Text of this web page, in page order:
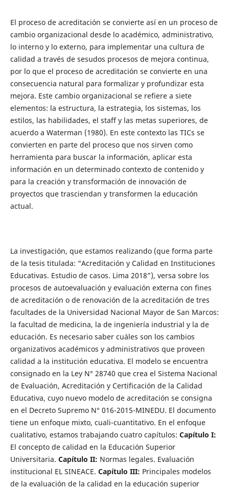
El proceso de acreditación se convierte así en un proceso de
cambio organizacional desde lo académico, administrativo,
lo interno y lo externo, para implementar una cultura de
calidad a través de sesudos procesos de mejora continua,
por lo que el proceso de acreditación se convierte en una
consecuencia natural para formalizar y profundizar esta
mejora. Este cambio organizacional se refiere a siete
elementos: la estructura, la estrategia, los sistemas, los
estilos, las habilidades, el staff y las metas superiores, de
acuerdo a Waterman (1980). En este contexto las TICs se
convierten en parte del proceso que nos sirven como
herramienta para buscar la información, aplicar esta
información en un determinado contexto de contenido y
para la creación y transformación de innovación de
proyectos que trasciendan y transformen la educación
actual.
La investigación, que estamos realizando (que forma parte
de la tesis titulada: “Acreditación y Calidad en Instituciones
Educativas. Estudio de casos. Lima 2018”), versa sobre los
procesos de autoevaluación y evaluación externa con fines
de acreditación o de renovación de la acreditación de tres
facultades de la Universidad Nacional Mayor de San Marcos:
la facultad de medicina, la de ingeniería industrial y la de
educación. Es necesario saber cuáles son los cambios
organizativos académicos y administrativos que proveen
calidad a la institución educativa. El modelo se encuentra
consignado en la Ley N° 28740 que crea el Sistema Nacional
de Evaluación, Acreditación y Certificación de la Calidad
Educativa, cuyo nuevo modelo de acreditación se consigna
en el Decreto Supremo N° 016-2015-MINEDU. El documento
tiene un enfoque mixto, cuali-cuantitativo. En el enfoque
cualitativo, estamos trabajando cuatro capítulos: Capítulo I:
El concepto de calidad en la Educación Superior
Universitaria. Capítulo II: Normas legales. Evaluación
institucional EL SINEACE. Capítulo III: Principales modelos
de la evaluación de la calidad en la educación superior